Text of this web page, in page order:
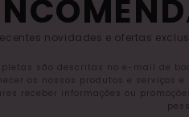
novidades e ofertas
são descritas no e-mail de
os nossos produtos e
receber informações ou